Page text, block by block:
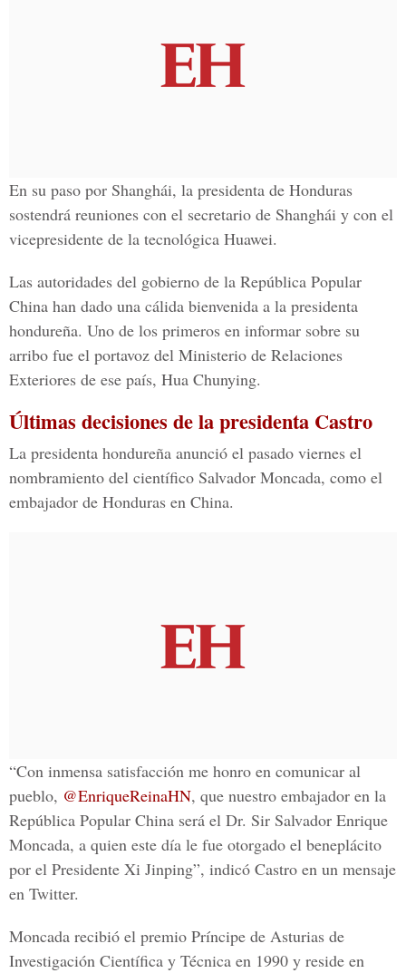
En su paso por Shanghái, la presidenta de Honduras
sostendrá reuniones con el secretario de Shanghái y con el
vicepresidente de la tecnológica Huawei.
Las autoridades del gobierno de la República Popular
China han dado una cálida bienvenida a la presidenta
hondureña. Uno de los primeros en informar sobre su
arribo fue el portavoz del Ministerio de Relaciones
Exteriores de ese país, Hua Chunying.
Últimas decisiones de la presidenta Castro
La presidenta hondureña anunció el pasado viernes el
nombramiento del científico Salvador Moncada, como el
embajador de Honduras en China.
“Con inmensa satisfacción me honro en comunicar al
pueblo, @EnriqueReinaHN, que nuestro embajador en la
República Popular China será el Dr. Sir Salvador Enrique
Moncada, a quien este día le fue otorgado el beneplácito
por el Presidente Xi Jinping”, indicó Castro en un mensaje
en Twitter.
Moncada recibió el premio Príncipe de Asturias de
Investigación Científica y Técnica en 1990 y reside en